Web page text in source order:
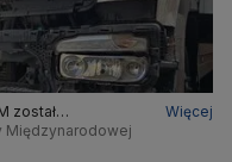
został
Więcej
Międzynarodowej